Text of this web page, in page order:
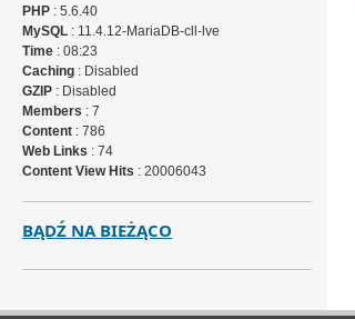
PHP : 5.6.40
MySQL : 11.4.12-MariaDB-cll-lve
Time : 08:23
Caching : Disabled
GZIP : Disabled
Members : 7
Content : 786
Web Links : 74
Content View Hits : 20006043
BĄDŹ NA BIEŻĄCO